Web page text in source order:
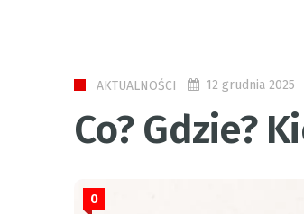
AKTUALNOŚCI 12 grudnia 2025
Co? Gdzie?
0